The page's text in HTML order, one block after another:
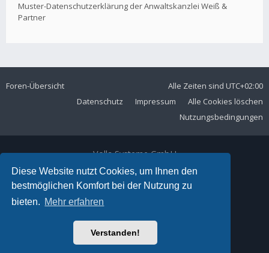
Diese Website nutzt Cookies, um Ihnen den
bestmöglichen Komfort bei der Nutzung zu
bieten. Mehr erfahren
Verstanden!
Muster-Datenschutzerklärung der Anwaltskanzlei Weiß &
Partner
Foren-Übersicht Alle Zeiten sind UTC+02:00
Alle Cookies löschen
Impressum
Datenschutz
Nutzungsbedingungen
Volla Systeme GmbH
Kölner Straße 102
42897 Remscheid
Telefon:+49 2191 59897 61
E-Mail:
Ariki Theme by